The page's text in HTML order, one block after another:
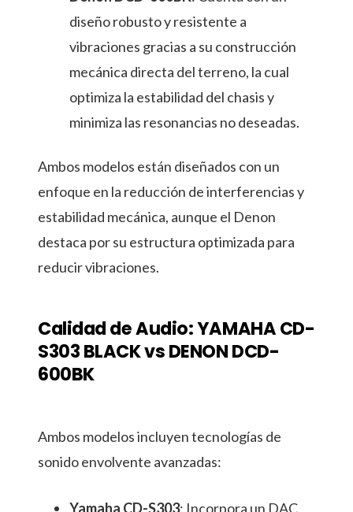
diseño robusto y resistente a
vibraciones gracias a su construcción
mecánica directa del terreno, la cual
optimiza la estabilidad del chasis y
minimiza las resonancias no deseadas.
Ambos modelos están diseñados con un
enfoque en la reducción de interferencias y
estabilidad mecánica, aunque el Denon
destaca por su estructura optimizada para
reducir vibraciones.
Calidad de Audio: YAMAHA CD-
S303 BLACK vs DENON DCD-
600BK
Ambos modelos incluyen tecnologías de
sonido envolvente avanzadas:
Yamaha CD-S303: Incorpora un DAC